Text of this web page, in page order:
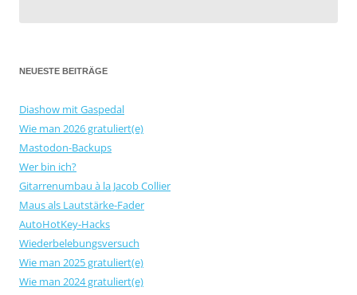
NEUESTE BEITRÄGE
Diashow mit Gaspedal
Wie man 2026 gratuliert(e)
Mastodon-Backups
Wer bin ich?
Gitarrenumbau à la Jacob Collier
Maus als Lautstärke-Fader
AutoHotKey-Hacks
Wiederbelebungsversuch
Wie man 2025 gratuliert(e)
Wie man 2024 gratuliert(e)